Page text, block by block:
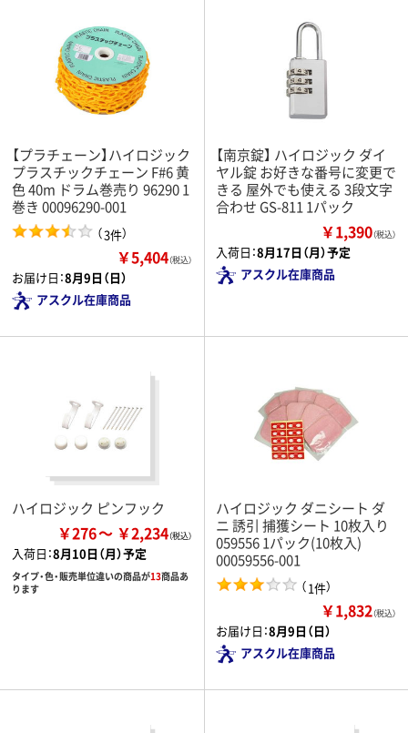
【プラチェーン】ハイロジック
プラスチックチェーン F#6 黄
色 40m ドラム巻売り 96290 1
巻き 00096290-001
（3件）
￥5,404（税込）
お届け日：8月9日（日）
アスクル在庫商品
【南京錠】 ハイロジック ダイ
ヤル錠 お好きな番号に変更で
きる 屋外でも使える 3段文字
合わせ GS-811 1パック
￥1,390（税込）
入荷日：8月17日（月）予定
アスクル在庫商品
ハイロジック ピンフック
￥276 ￥2,234
入荷日：8月10日（月）予定
タイプ・色・販売単位違いの商品が13商品あ
ります
ハイロジック ダニシート ダ
ニ 誘引 捕獲シート 10枚入り
059556 1パック(10枚入)
00059556-001
（1件）
￥1,832（税込）
お届け日：8月9日（日）
アスクル在庫商品